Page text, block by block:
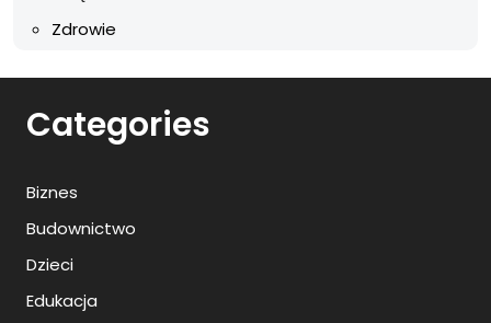
Zdrowie
Categories
Biznes
Budownictwo
Dzieci
Edukacja